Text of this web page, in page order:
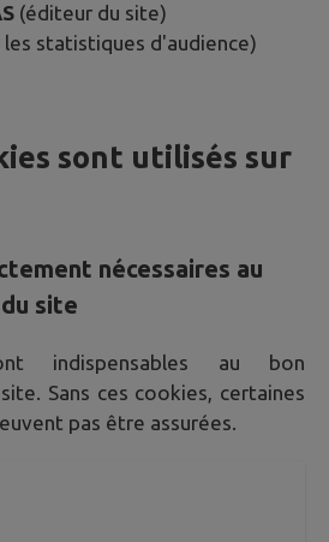
(éditeur du site)
les statistiques d'audience)
sont utilisés sur
nécessaires au
site
indispensables au bon
Sans ces cookies, certaines
pas être assurées.